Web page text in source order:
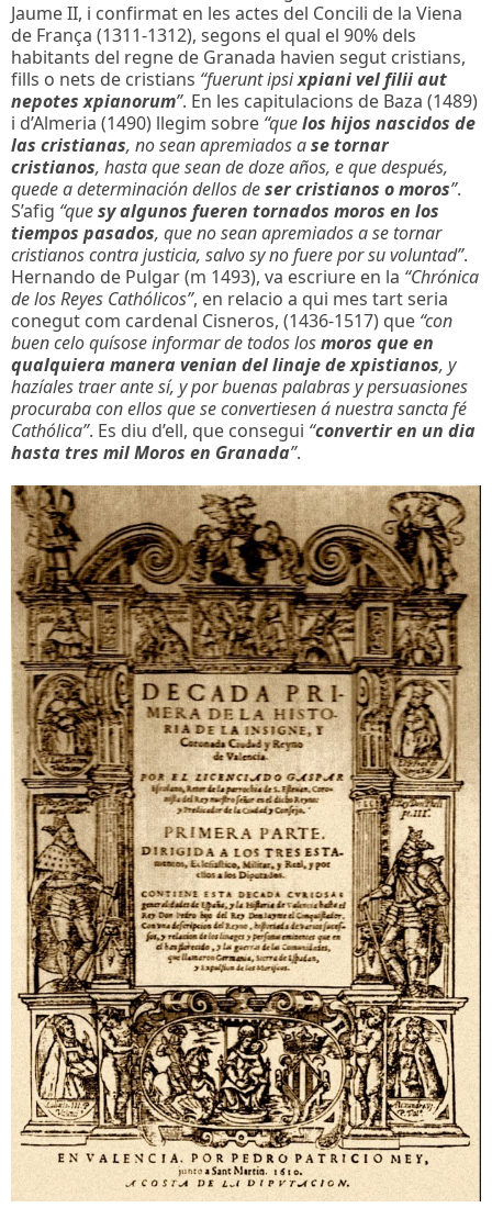
Jaume II, i confirmat en les actes del Concili de la Viena
de França (1311-1312), segons el qual el 90% dels
habitants del regne de Granada havien segut cristians,
fills o nets de cristians “fuerunt ipsixpiani vel filii aut
nepotes xpianorum”. En les capitulacions de Baza (1489)
i d’Almeria (1490) llegim sobre “quelos hijos nascidos de
las cristianas, no sean apremiados ase tornar
cristianos, hasta que sean de doze años, e que después,
quede a determinación dellos deser cristianos o moros”.
S’afig “quesy algunos fueren tornados moros en los
tiempos pasados, que no sean apremiados a se tornar
cristianos contra justicia, salvo sy no fuere por su voluntad”.
Hernando de Pulgar (m 1493), va escriure en la “Chrónica
de los Reyes Cathólicos”, en relacio a qui mes tart seria
conegut com cardenal Cisneros, (1436-1517) que “con
buen celo quísose informar de todos losmoros que en
qualquiera manera venian del linaje de xpistianos, y
hazíales traer ante sí, y por buenas palabras y persuasiones
procuraba con ellos que se convertiesen á nuestra sancta fé
Cathólica”. Es diu d’ell, que consegui “convertir en un dia
hasta tres mil Moros en Granada”.